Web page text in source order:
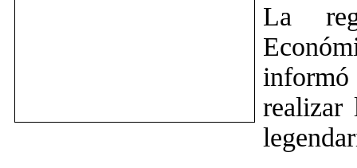
La
informó
realizar